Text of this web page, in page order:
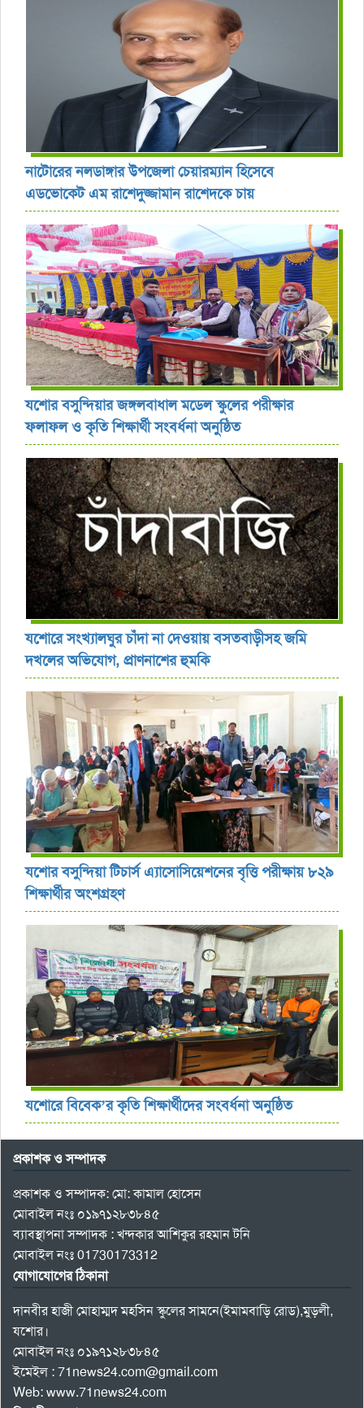
নাটোরের নলডাঙ্গার উপজেলা চেয়ারম্যান হিসেবে
এডভোকেট এম রাশেদুজ্জামান রাশেদকে চায়
যশোর বসুন্দিয়ার জঙ্গলবাধাল মডেল স্কুলের পরীক্ষার
ফলাফল ও কৃতি শিক্ষার্থী সংবর্ধনা অনুষ্ঠিত
যশোরে সংখ্যালঘুর চাঁদা না দেওয়ায় বসতবাড়ীসহ জমি
দখলের অভিযোগ, প্রাণনাশের হুমকি
যশোর বসুন্দিয়া টিচার্স এ্যাসোসিয়েশনের বৃত্তি পরীক্ষায় ৮২৯
শিক্ষার্থীর অংশগ্রহণ
যশোরে বিবেক’র কৃতি শিক্ষার্থীদের সংবর্ধনা অনুষ্ঠিত
প্রকাশক ও সম্পাদক
প্রকাশক ও সম্পাদক: মো: কামাল হোসেন
মোবাইল নংঃ ০১৯৭১২৮৩৮৪৫
ব্যাবস্থাপনা সম্পাদক : খন্দকার আশিকুর রহমান টনি
মোবাইল নংঃ 01730173312
যোগাযোগের ঠিকানা
দানবীর হাজী মোহাম্মদ মহসিন স্কুলের সামনে(ইমামবাড়ি রোড),মুড়লী,
যশোর।
মোবাইল নংঃ ০১৯৭১২৮৩৮৪৫
ইমেইল : 71news24.com@gmail.com
Web: www.71news24.com